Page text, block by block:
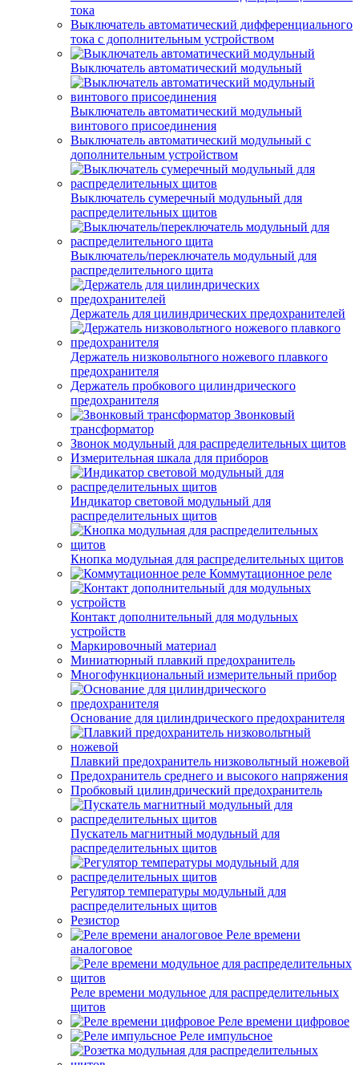
тока
Выключатель автоматический дифференциального
тока с дополнительным устройством
Выключатель автоматический модульный
Выключатель автоматический модульный
винтового присоединения
Выключатель автоматический модульный с
дополнительным устройством
Выключатель сумеречный модульный для
распределительных щитов
Выключатель/переключатель модульный для
распределительного щита
Держатель для цилиндрических предохранителей
Держатель низковольтного ножевого плавкого
предохранителя
Держатель пробкового цилиндрического
предохранителя
Звонковый
трансформатор
Звонок модульный для распределительных щитов
Измерительная шкала для приборов
Индикатор световой модульный для
распределительных щитов
Кнопка модульная для распределительных щитов
Коммутационное реле
Контакт дополнительный для модульных
устройств
Маркировочный материал
Миниатюрный плавкий предохранитель
Многофункциональный измерительный прибор
Основание для цилиндрического предохранителя
Плавкий предохранитель низковольтный ножевой
Предохранитель среднего и высокого напряжения
Пробковый цилиндрический предохранитель
Пускатель магнитный модульный для
распределительных щитов
Регулятор температуры модульный для
распределительных щитов
Резистор
Реле времени
аналоговое
Реле времени модульное для распределительных
щитов
Реле времени цифровое
Реле импульсное